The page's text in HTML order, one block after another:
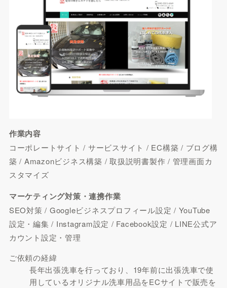
作業内容
コーポレートサイト / サービスサイト / EC構築 / ブログ構
築 / Amazonビジネス構築 / 取扱説明書製作 / 管理画面カ
スタマイズ
マーケティング対策・連携作業
SEO対策 / Googleビジネスプロフィール設定 / YouTube
設定・編集 / Instagram設定 / Facebook設定 / LINE公式ア
カウント設定・管理
ご依頼の経緯
長年出張洗車を行っており、19年前に出張洗車で使
用しているオリジナル洗車用品をECサイトで販売を